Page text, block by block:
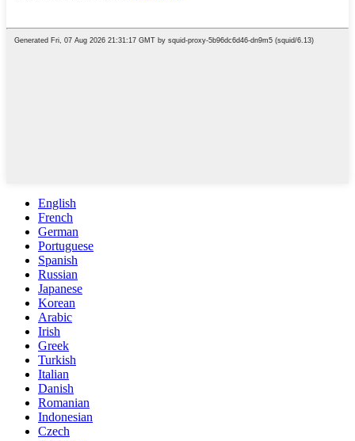
English
French
German
Portuguese
Spanish
Russian
Japanese
Korean
Arabic
Irish
Greek
Turkish
Italian
Danish
Romanian
Indonesian
Czech